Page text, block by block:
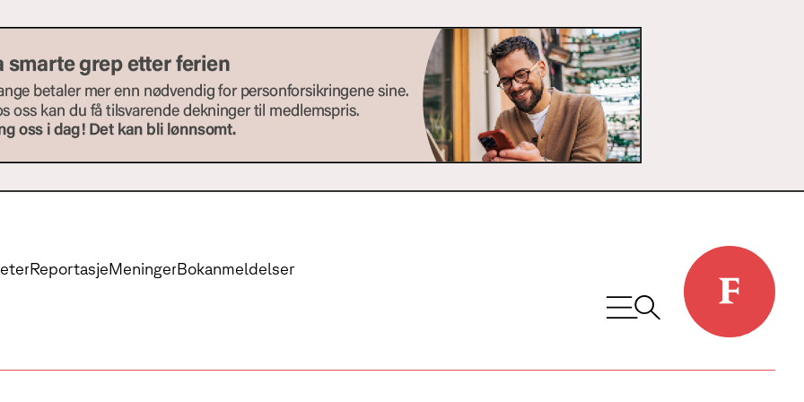
ReportasjeMeningerBokanmeldelser